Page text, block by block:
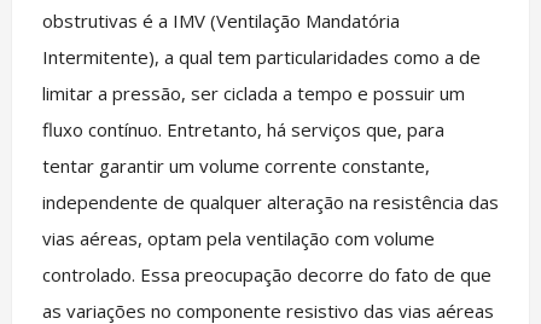
obstrutivas é a IMV (Ventilação Mandatória
Intermitente), a qual tem particularidades como a de
limitar a pressão, ser ciclada a tempo e possuir um
fluxo contínuo. Entretanto, há serviços que, para
tentar garantir um volume corrente constante,
independente de qualquer alteração na resistência das
vias aéreas, optam pela ventilação com volume
controlado. Essa preocupação decorre do fato de que
as variações no componente resistivo das vias aéreas